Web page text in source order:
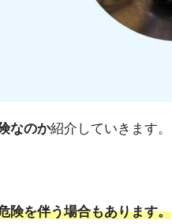
なのか紹介していきます。
険を伴う場合もあります。